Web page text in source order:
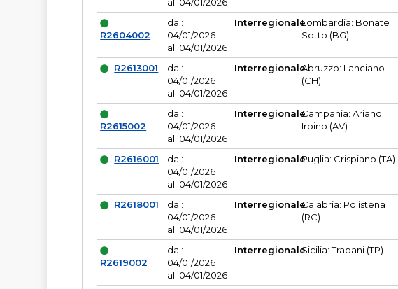
al: 04/01/2026
R2604002
dal:
04/01/2026
al: 04/01/2026
InterregionaleLombardia: Bonate
Sotto (BG)
R2613001
dal:
04/01/2026
al: 04/01/2026
InterregionaleAbruzzo: Lanciano
(CH)
R2615002
dal:
04/01/2026
al: 04/01/2026
InterregionaleCampania: Ariano
Irpino (AV)
R2616001
dal:
04/01/2026
al: 04/01/2026
InterregionalePuglia: Crispiano (TA)
R2618001
dal:
04/01/2026
al: 04/01/2026
InterregionaleCalabria: Polistena
(RC)
R2619002
dal:
04/01/2026
al: 04/01/2026
InterregionaleSicilia: Trapani (TP)